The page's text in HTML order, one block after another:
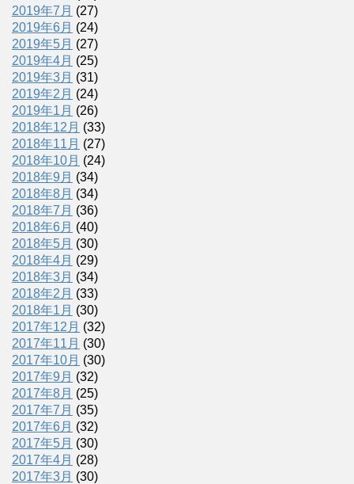
2019年7月 (27)
2019年6月 (24)
2019年5月 (27)
2019年4月 (25)
2019年3月 (31)
2019年2月 (24)
2019年1月 (26)
2018年12月 (33)
2018年11月 (27)
2018年10月 (24)
2018年9月 (34)
2018年8月 (34)
2018年7月 (36)
2018年6月 (40)
2018年5月 (30)
2018年4月 (29)
2018年3月 (34)
2018年2月 (33)
2018年1月 (30)
2017年12月 (32)
2017年11月 (30)
2017年10月 (30)
2017年9月 (32)
2017年8月 (25)
2017年7月 (35)
2017年6月 (32)
2017年5月 (30)
2017年4月 (28)
2017年3月 (30)